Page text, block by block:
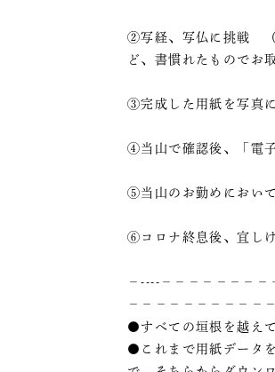
②写経、写仏に挑戦 （
ど、書慣れたものでお
③完成した用紙を写真
④当山で確認後、「電
⑤当山のお勤めにおい
⑥コロナ終息後、宜し
－----－－－－－－－
－－－－－－－－－－
●すべての垣根を越え
●これまで用紙データ